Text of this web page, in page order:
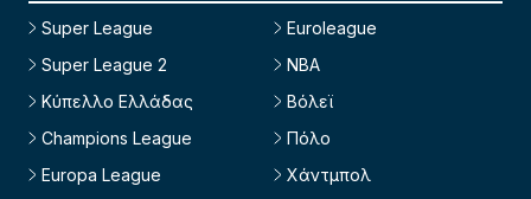
Super League
Super League 2
Κύπελλο Ελλάδας
Champions League
Europa League
Euroleague
NBA
Βόλεϊ
Πόλο
Χάντμπολ